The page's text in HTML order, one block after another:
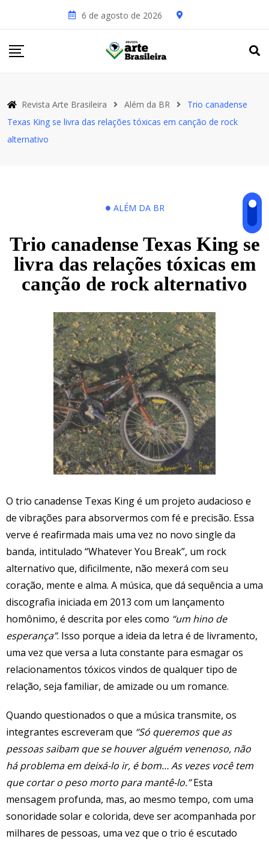
6 de agosto de 2026
Revista Arte Brasileira Além da BR
Trio canadense
Texas King se livra das relações tóxicas em canção de rock
alternativo
ALÉM DA BR
Trio canadense Texas King se
livra das relações tóxicas em
canção de rock alternativo
O trio canadense Texas King é um projeto audacioso e
de vibrações para absorvermos com fé e precisão. Essa
verve é reafirmada mais uma vez no novo single da
banda, intitulado “Whatever You Break”, um rock
alternativo que, dificilmente, não mexerá com seu
coração, mente e alma. A música, que dá sequência a uma
discografia iniciada em 2013 com um lançamento
homônimo, é descrita por eles como “um hino de
esperança”. Isso porque a ideia da letra é de livramento,
uma vez que versa a luta constante para esmagar os
relacionamentos tóxicos vindos de qualquer tipo de
relação, seja familiar, de amizade ou um romance.
Quando questionados o que a música transmite, os
integrantes escreveram que “Só queremos que as
pessoas saibam que se houver alguém venenoso, não
há problema em deixá-lo ir, é bom… As vezes você tem
que cortar o peso morto para mantê-lo.”Esta
mensagem profunda, mas, ao mesmo tempo, com uma
sonoridade solar e colorida, deve ser acompanhada por
milhares de pessoas, uma vez que o trio é escutado